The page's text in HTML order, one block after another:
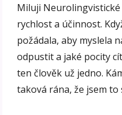
Miluji
rychlost a účinnost.
požádala, aby myslela
odpustit a jaké pocity
ten člověk už jedno.
taková rána, že jsem to